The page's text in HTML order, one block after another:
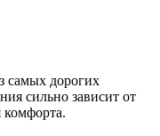
самых дорогих
сильно зависит от
комфорта.